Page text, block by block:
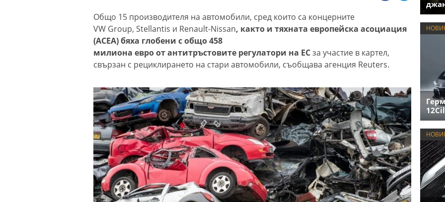
Общо 15 производителя на автомобили, сред които са концерните
VW Group, Stellantis и Renault-Nissan, както и тяхната европейска асоциация
(ACEA) бяха глобени с общо 458
милиона евро от антитръстовите регулатори на ЕСза участие в картел,
свързан с рециклирането на стари автомобили, съобщава агенция Reuters.